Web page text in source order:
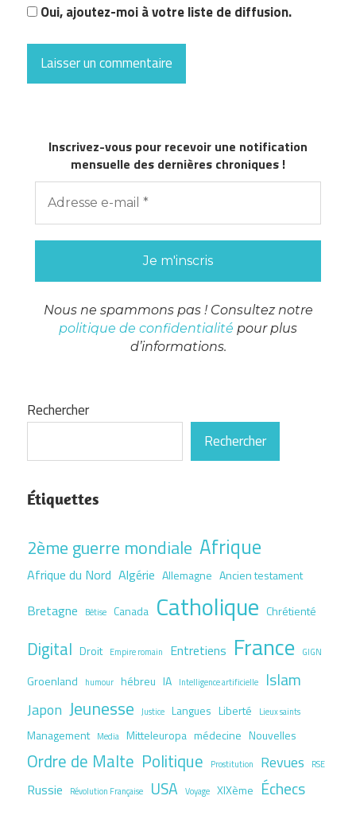
Oui, ajoutez-moi à votre liste de diffusion.
Inscrivez-vous pour recevoir une notification
mensuelle des dernières chroniques !
Nous ne spammons pas ! Consultez notre
politique de confidentialité pour plus
d’informations.
Rechercher
Rechercher
Étiquettes
2ème guerre mondiale Afrique
Afrique du Nord Algérie Allemagne Ancien testament
Bretagne Bêtise Canada Catholique Chrétienté
Digital Droit Empire romain Entretiens France GIGN
Groenland humour hébreu IA Intelligence artificielle Islam
Japon Jeunesse Justice Langues Liberté Lieux saints
Management Media Mitteleuropa médecine Nouvelles
Ordre de Malte Politique Prostitution Revues RSE
Russie Révolution Française USA Voyage XIXème Échecs